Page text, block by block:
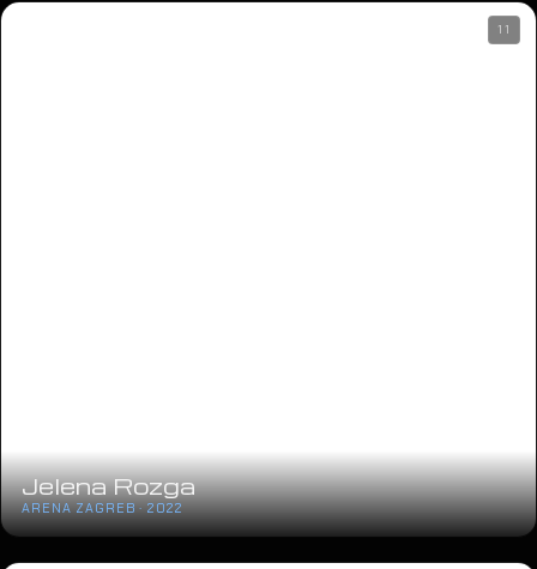
Jelena Rozga
ARENA ZAGREB · 2022
11